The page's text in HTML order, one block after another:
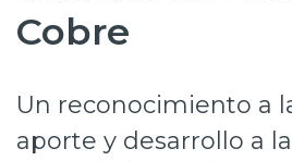
Proyectos
Innovación
Cobre
Un reconocimiento a
aporte y desarrollo a